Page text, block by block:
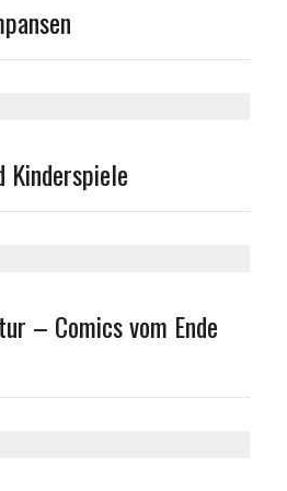
Kinderspiele
– Comics vom Ende